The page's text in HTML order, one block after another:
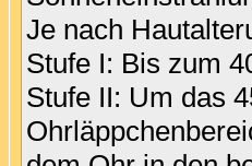
Je nach
Stufe I: Bis zum
Stufe II: Um das